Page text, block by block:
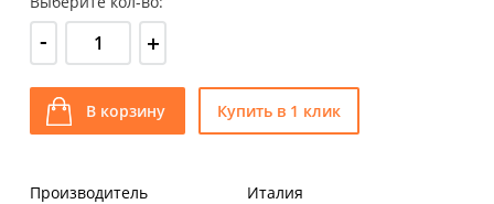
- +
В корзину Купить в 1 клик
Производитель
Италия